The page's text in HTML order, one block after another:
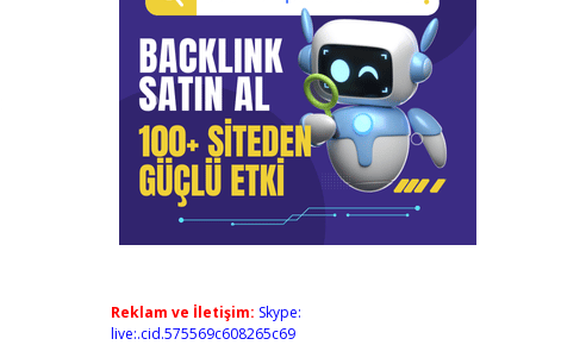
Reklam ve İletişim: Skype:
live:.cid.575569c608265c69